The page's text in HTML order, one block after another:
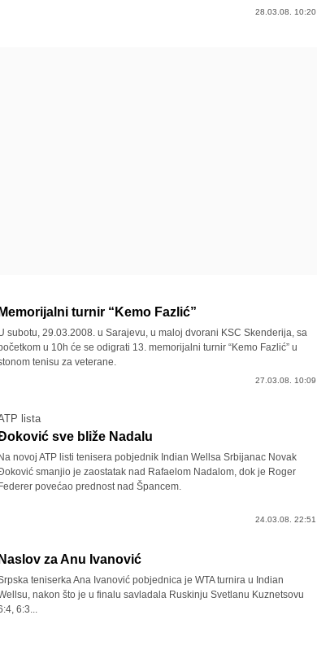
28.03.08. 10:20
Memorijalni turnir “Kemo Fazlić”
subotu, 29.03.2008. u Sarajevu, u maloj dvorani KSC Skenderija, sa
u 10h će se odigrati 13. memorijalni turnir “Kemo Fazlić” u
tenisu za veterane.
27.03.08. 10:09
lista
sve bliže Nadalu
Na novoj ATP listi tenisera pobjednik Indian Wellsa Srbijanac Novak
smanjio je zaostatak nad Rafaelom Nadalom, dok je Roger
Federer povećao prednost nad Špancem.
24.03.08. 22:51
Naslov za Anu Ivanović
teniserka Ana Ivanović pobjednica je WTA turnira u Indian
nakon što je u finalu savladala Ruskinju Svetlanu Kuznetsovu
6:3...